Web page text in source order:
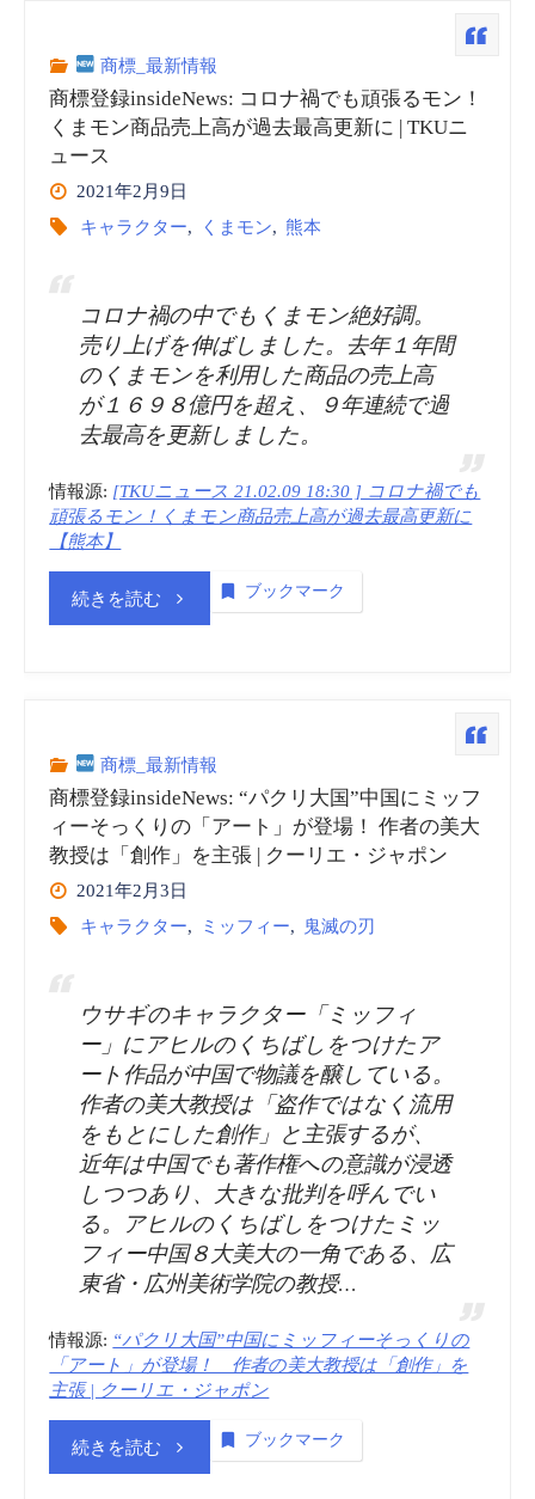
用
を
企
業
許
諾
|
日
聞
電
子
版”
録
insideNews:
レ
子
会
社
と
域
支
へ
横
銀
行、
商
品
開
発
で
協
業
商標_最新情報
商標登録insideNews: コロナ禍でも頑張るモン！
くまモン商品売上高が過去最高更新に | TKUニ
ュース
2021年2月9日
キャラクター, くまモン, 熊本
コロナ禍の中でもくまモン絶好調。
売り上げを伸ばしました。去年１年間
のくまモンを利用した商品の売上高
が１６９８億円を超え、９年連続で過
去最高を更新しました。
情報源: [TKUニュース 21.02.09 18:30 ] コロナ禍でも
頑張るモン！くまモン商品売上高が過去最高更新に
【熊本】
続きを読む“商
録
insideNews:
コ
ロ
禍
で
も
頑
張
る
モ
ン！
く
ブックマーク
商標_最新情報
商標登録insideNews: “パクリ大国”中国にミッフ
ィーそっくりの「アート」が登場！ 作者の美大
教授は「創作」を主張 | クーリエ・ジャポン
2021年2月3日
キャラクター, ミッフィー, 鬼滅の刃
ウサギのキャラクター「ミッフィ
ー」にアヒルのくちばしをつけたア
ート作品が中国で物議を醸している。
作者の美大教授は「盗作ではなく流用
をもとにした創作」と主張するが、
近年は中国でも著作権への意識が浸透
しつつあり、大きな批判を呼んでい
る。アヒルのくちばしをつけたミッ
フィー中国８大美大の一角である、広
東省・広州美術学院の教授…
情報源: “パクリ大国”中国にミッフィーそっくりの
「アート」が登場！ 作者の美大教授は「創作」を
主張 | クーリエ・ジャポン
続きを読む“商 ブックマーク